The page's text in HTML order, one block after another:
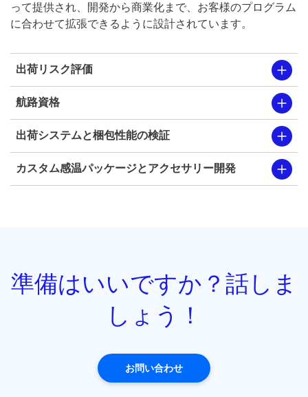
って提供され、開発から商業化まで、お客様のプログラム
に合わせて拡張できるように設計されています。
出荷リスク評価
航路資格
出荷システムと梱包性能の検証
カスタム感温パッケージとアクセサリー開発
準備はいいですか？話しま
しょう！
お問い合わせ